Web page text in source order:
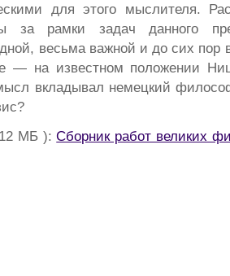
для этого мыслителя.
рамки задач данного
весьма важной и до сих
— на известном положении
вкладывал немецкий
МБ ):Сборник работ великих